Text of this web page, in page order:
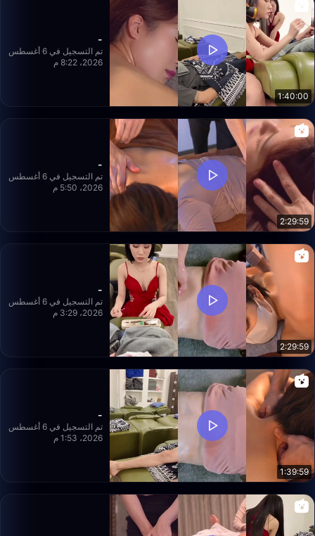
1:40:00
-
تم التسجيل في 6 أغسطس
2026، 8:22 م
2:29:59
-
تم التسجيل في 6 أغسطس
2026، 5:50 م
2:29:59
-
تم التسجيل في 6 أغسطس
2026، 3:29 م
1:39:59
-
تم التسجيل في 6 أغسطس
2026، 1:53 م